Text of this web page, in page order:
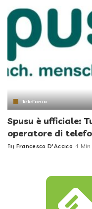
Telefonia
Spusu è ufficiale:
operatore di
Posted
By Francesco D'Accico 4 Min